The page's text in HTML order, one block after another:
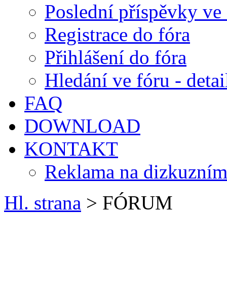
Poslední příspěvky
Registrace do fóra
Přihlášení do fóra
Hledání ve fóru -
FAQ
DOWNLOAD
KONTAKT
Reklama na
Hl. strana > FÓRUM